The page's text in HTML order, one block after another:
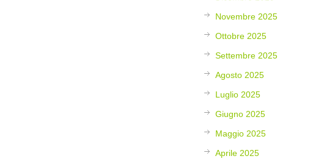
Novembre 2025
Ottobre 2025
Settembre 2025
Agosto 2025
Luglio 2025
Giugno 2025
Maggio 2025
Aprile 2025